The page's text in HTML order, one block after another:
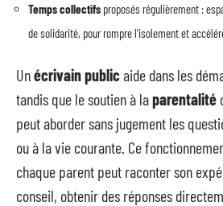
Temps collectifs proposés régulièrement :
de solidarité, pour rompre l’isolement et
Unécrivain publicaide dans les
tandis que le soutien à laparentalité
peut aborder sans jugement les
ou à la vie courante. Ce
chaque parent peut raconter son
conseil, obtenir des réponses